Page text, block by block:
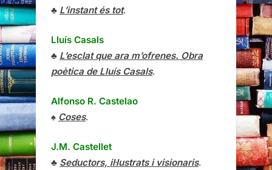
♣ L’instant és tot.
Lluís Casals
♣ L’esclat que ara m’ofrenes. Obra
poètica de Lluís Casals.
Alfonso R. Castelao
♠ Coses.
J.M. Castellet
♣ Seductors, il·lustrats i visionaris.